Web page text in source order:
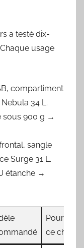
a testé dix-
usage
compartiment
34 L.
sous 900 g →
sangle
Surge 31 L.
étanche →
Pourquoi
ce choix